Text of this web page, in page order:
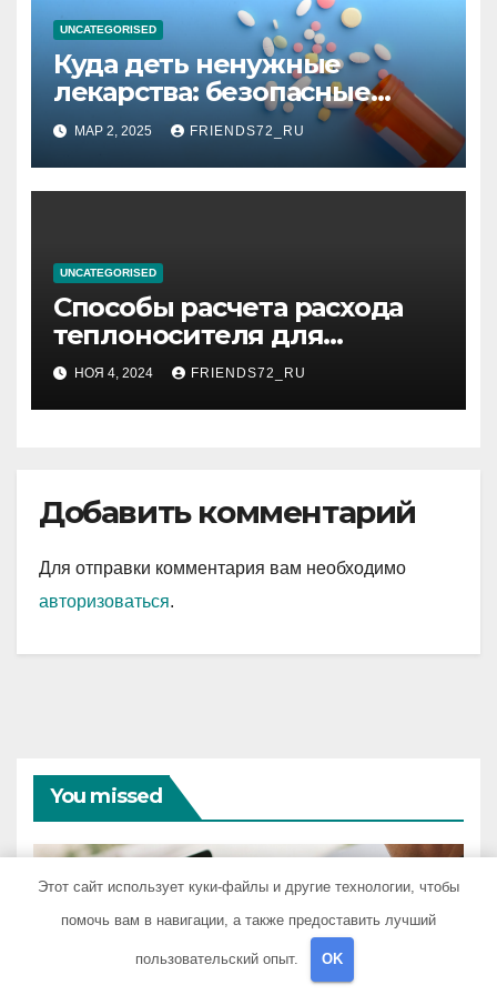
UNCATEGORISED
Куда деть ненужные
лекарства: безопасные
способы утилизации
МАР 2, 2025 FRIENDS72_RU
UNCATEGORISED
Способы расчета расхода
теплоносителя для
системы отопления
НОЯ 4, 2024 FRIENDS72_RU
Добавить комментарий
Для отправки комментария вам необходимо
авторизоваться.
You missed
АВТОРУБРИКА
Советы и приемы при
выборе и бронировании
Этот сайт использует куки-файлы и другие технологии, чтобы
помочь вам в навигации, а также предоставить лучший
пользовательский опыт. OK